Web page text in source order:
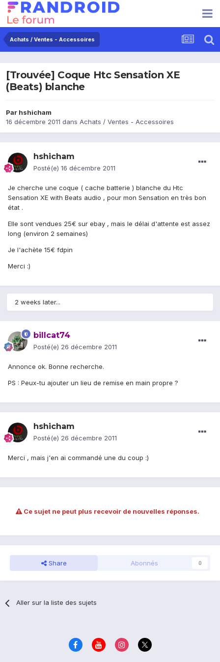
Achats / Ventes - Accessoires
[Trouvée] Coque Htc Sensation XE
(Beats) blanche
Par hshicham
16 décembre 2011 dans Achats / Ventes - Accessoires
hshicham
Posté(e) 16 décembre 2011
Je cherche une coque ( cache batterie ) blanche du Htc
Sensation XE with Beats audio , pour mon Sensation en très bon
état .
Elle sont vendues 25€ sur ebay , mais le délai d'attente est assez
long (environ 2 semaines)
Je l'achète 15€ fdpin
Merci :)
2 weeks later...
billcat74
Posté(e) 26 décembre 2011
Annonce ok. Bonne recherche.
PS : Peux-tu ajouter un lieu de remise en main propre ?
hshicham
Posté(e) 26 décembre 2011
Merci , mais j'en ai commandé une du coup :)
Ce sujet ne peut plus recevoir de nouvelles réponses.
Share Abonnés 0
Aller sur la liste des sujets